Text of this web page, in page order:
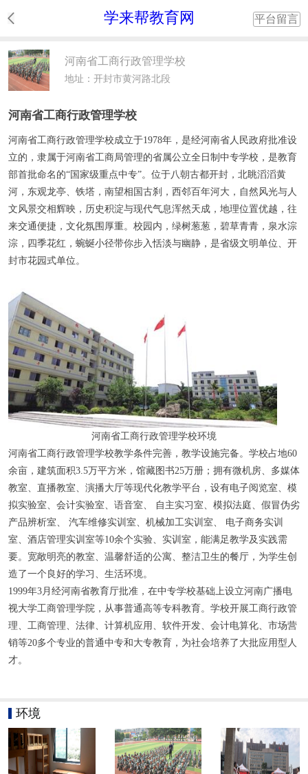
学来帮教育网 平台留言
河南省工商行政管理学校
地址：开封市黄河路北段
河南省工商行政管理学校
河南省工商行政管理学校成立于1978年，是经河南省人民政府批准设
立的，隶属于河南省工商局管理的省属公立全日制中专学校，是教育
部首批命名的“国家级重点中专”。位于八朝古都开封，北眺滔滔黄
河，东观龙亭、铁塔，南望相国古刹，西邻百年河大，自然风光与人
文风景交相辉映，历史积淀与现代气息浑然天成，地理位置优越，往
来交通便捷，文化氛围厚重。校园内，绿树葱葱，碧草青青，泉水淙
淙，四季花红，蜿蜒小径带你步入恬淡与幽静，是省级文明单位、开
封市花园式单位。
河南省工商行政管理学校环境
河南省工商行政管理学校教学条件完善，教学设施完备。学校占地60
余亩，建筑面积3.5万平方米，馆藏图书25万册；拥有微机房、多媒体
教室、直播教室、演播大厅等现代化教学平台，设有电子阅览室、模
拟实验室、会计实验室、语音室、 自主实习室、模拟法庭、假冒伪劣
产品辨析室、 汽车维修实训室、机械加工实训室、 电子商务实训
室、酒店管理实训室等10余个实验、实训室，能满足教学及实践需
要。宽敞明亮的教室、温馨舒适的公寓、整洁卫生的餐厅，为学生创
造了一个良好的学习、生活环境。
1999年3月经河南省教育厅批准，在中专学校基础上设立河南广播电
视大学工商管理学院，从事普通高等专科教育。学校开展工商行政管
理、工商管理、法律、计算机应用、软件开发、会计电算化、市场营
销等20多个专业的普通中专和大专教育，为社会培养了大批应用型人
才。
环境